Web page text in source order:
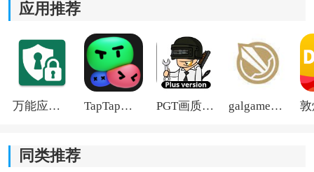
应用推荐
万能应用隐藏 TapTap国际版2026 PGT画质助手旧版 galgame游戏盒子2026
同类推荐